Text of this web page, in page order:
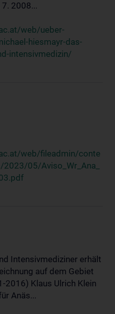
2008...
web/ueber-
hiesmayr-das-
intensivmedizin/
web/fileadmin/conte
05/Aviso_Wr_Ana_
Intensivmediziner erhält
auf dem Gebiet
2016) Klaus Ulrich Klein
Anäs...